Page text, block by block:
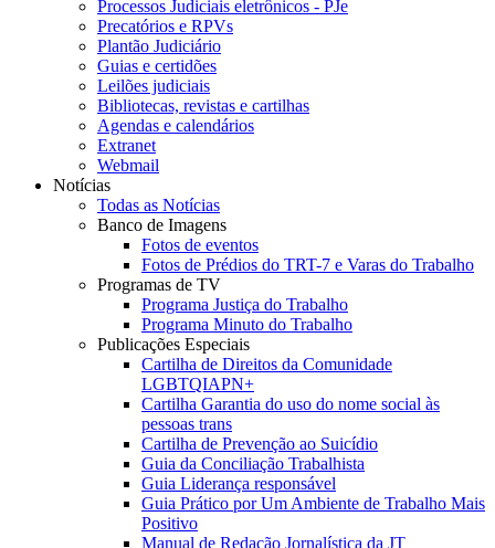
Processos Judiciais eletrônicos - PJe
Precatórios e RPVs
Plantão Judiciário
Guias e certidões
Leilões judiciais
Bibliotecas, revistas e cartilhas
Agendas e calendários
Extranet
Webmail
Notícias
Todas as Notícias
Banco de Imagens
Fotos de eventos
Fotos de Prédios do TRT-7 e Varas do Trabalho
Programas de TV
Programa Justiça do Trabalho
Programa Minuto do Trabalho
Publicações Especiais
Cartilha de Direitos da Comunidade
LGBTQIAPN+
Cartilha Garantia do uso do nome social às
pessoas trans
Cartilha de Prevenção ao Suicídio
Guia da Conciliação Trabalhista
Guia Liderança responsável
Guia Prático por Um Ambiente de Trabalho Mais
Positivo
Manual de Redação Jornalística da JT